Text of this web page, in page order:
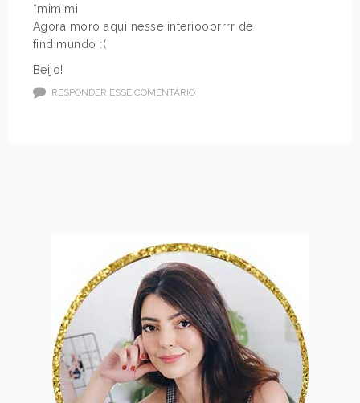
*mimimi
Agora moro aqui nesse interiooorrrr de
findimundo :(
Beijo!
RESPONDER ESSE COMENTÁRIO